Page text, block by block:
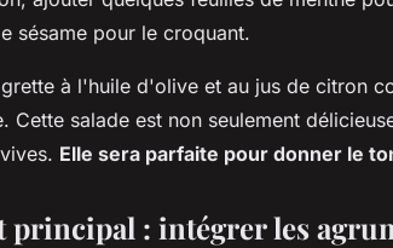
sésame pour le croquant.
à l'huile d'olive et au jus de citron
Cette salade est non seulement
Elle sera parfaite pour donner le
principal : intégrer les